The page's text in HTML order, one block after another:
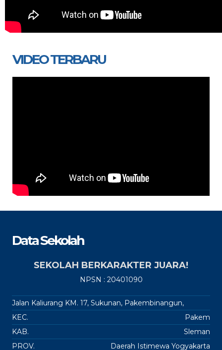
VIDEO TERBARU
Data Sekolah
SEKOLAH BERKARAKTER JUARA!
NPSN : 20401090
Jalan Kaliurang KM. 17, Sukunan, Pakembinangun,
KEC.
Pakem
KAB.
Sleman
PROV.
Daerah Istimewa Yogyakarta